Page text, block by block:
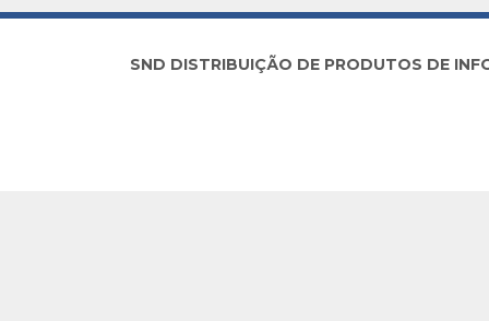
SND DISTRIBUIÇÃO DE PRODUTOS DE